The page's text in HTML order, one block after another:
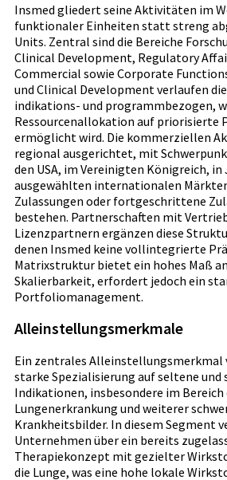
Insmed gliedert seine Aktivitäten im
funktionaler Einheiten statt streng
Units. Zentral sind die Bereiche
Clinical Development, Regulatory
Commercial sowie Corporate
und Clinical Development verlaufen
indikations- und programmbezogen,
Ressourcenallokation auf priorisierte
ermöglicht wird. Die kommerziellen
regional ausgerichtet, mit
den USA, im Vereinigten Königreich,
ausgewählten internationalen
Zulassungen oder fortgeschrittene
bestehen. Partnerschaften mit
Lizenzpartnern ergänzen diese
denen Insmed keine vollintegrierte
Matrixstruktur bietet ein hohes Maß
Skalierbarkeit, erfordert jedoch ein
Portfoliomanagement.
Alleinstellungsmerkmale
Ein zentrales Alleinstellungsmerkmal
starke Spezialisierung auf seltene und
Indikationen, insbesondere im Bereich
Lungenerkrankung und weiterer
Krankheitsbilder. In diesem Segment
Unternehmen über ein bereits
Therapiekonzept mit gezielter
die Lunge, was eine hohe lokale